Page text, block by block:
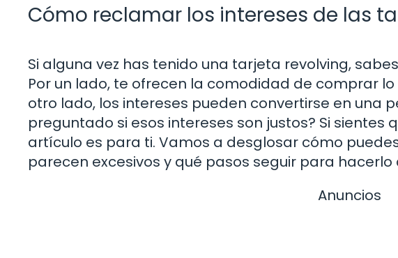
Cómo reclamar los intereses de las
Si alguna vez has tenido una tarjeta revolving,
Por un lado, te ofrecen la comodidad de comprar
otro lado, los intereses pueden convertirse en una
preguntado si esos intereses son justos? Si sientes
artículo es para ti. Vamos a desglosar cómo
parecen excesivos y qué pasos seguir para
Anuncios